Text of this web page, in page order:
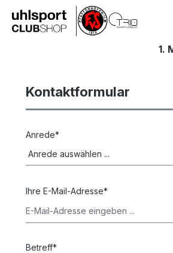
Zur Hauptnavigation springen
1.
Kontaktformular
Anrede*
Ihre E-Mail-Adresse*
Betreff*